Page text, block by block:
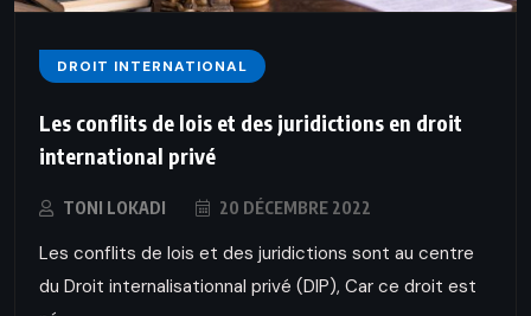
DROIT INTERNATIONAL
Les conflits de lois et des juridictions en droit
international privé
TONI LOKADI 20 DÉCEMBRE 2022
Les conflits de lois et des juridictions sont au centre
du Droit internalisationnal privé (DIP), Car ce droit est